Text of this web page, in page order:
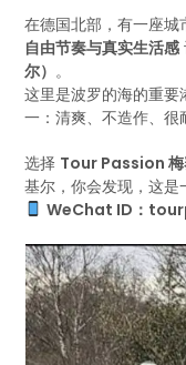
在德国北部，有一座
自由节奏与真实生活感
尔） 。
这里是波罗的海的重要
一：清爽、不造作、很
选择 Tour Passion 梅
基尔，你会发现，这是
WeChat ID：